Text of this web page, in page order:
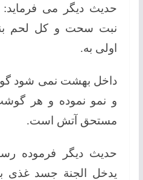
حدیث دیگر می فرماید:
نبت سحت و کل لحم
اولی به.
داخل بهشت نمی شود
و نمو نموده و هر
مستحق آتش است.
حدیث دیگر فرموده
یدخل الجنة جسد غذی